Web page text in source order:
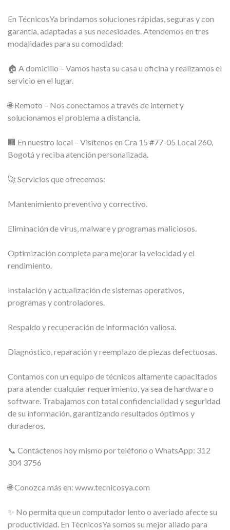
En TécnicosYa brindamos soluciones rápidas, seguras y con
garantía, adaptadas a sus necesidades. Atendemos en tres
modalidades para su comodidad:
🏠 A domicilio – Vamos hasta su casa u oficina y realizamos el
servicio en el lugar.
🌐 Remoto – Nos conectamos a través de internet y
solucionamos el problema a distancia.
🏢 En nuestro local – Visítenos en Cra 15 #77-05 Local 260,
Bogotá y reciba atención personalizada.
🚀 Servicios que ofrecemos:
Mantenimiento preventivo y correctivo.
Eliminación de virus, malware y programas maliciosos.
Optimización completa para mejorar la velocidad y el
rendimiento.
Instalación y actualización de sistemas operativos,
programas y controladores.
Respaldo y recuperación de información valiosa.
Diagnóstico, reparación y reemplazo de piezas defectuosas.
Contamos con un equipo de técnicos altamente capacitados
para atender cualquier requerimiento, ya sea de hardware o
software. Trabajamos con total confidencialidad y seguridad
de su información, garantizando resultados óptimos y
duraderos.
📞 Contáctenos hoy mismo por teléfono o WhatsApp: 312
304 3756
🌐 Conozca más en: www.tecnicosya.com
✨ No permita que un computador lento o averiado afecte su
productividad. En TécnicosYa somos su mejor aliado para